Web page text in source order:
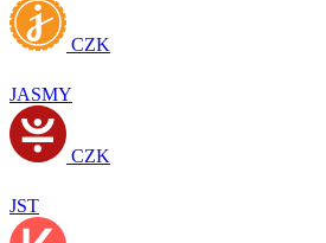
CZK
JASMY
CZK
JST